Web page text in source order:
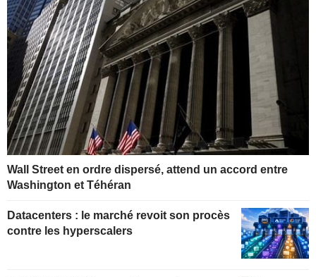
Wall Street en ordre dispersé, attend un accord entre
Washington et Téhéran
Datacenters : le marché revoit son procès
contre les hyperscalers